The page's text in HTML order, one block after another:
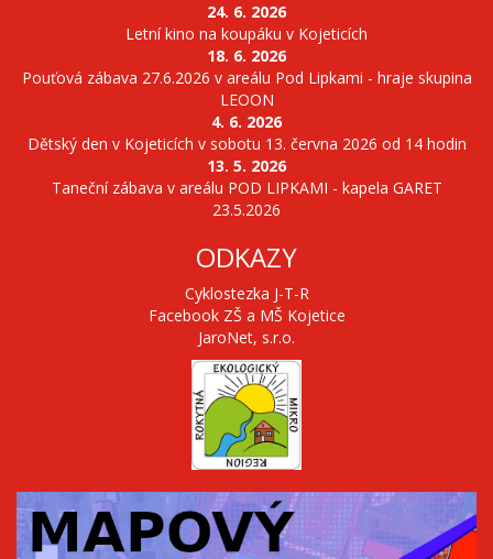
24. 6. 2026
Letní kino na koupáku v Kojeticích
18. 6. 2026
Pouťová zábava 27.6.2026 v areálu Pod Lipkami - hraje skupina
LEOON
4. 6. 2026
Dětský den v Kojeticích v sobotu 13. června 2026 od 14 hodin
13. 5. 2026
Taneční zábava v areálu POD LIPKAMI - kapela GARET
23.5.2026
ODKAZY
Cyklostezka J-T-R
Facebook ZŠ a MŠ Kojetice
JaroNet, s.r.o.